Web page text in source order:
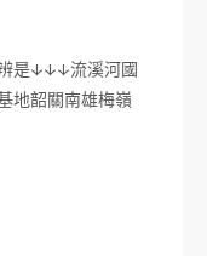
是↓↓↓流溪河國
地韶關南雄梅嶺